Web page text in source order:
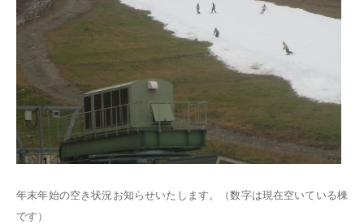
年末年始の空き状況お知らせいたします。（数字は現在空いている棟
です）